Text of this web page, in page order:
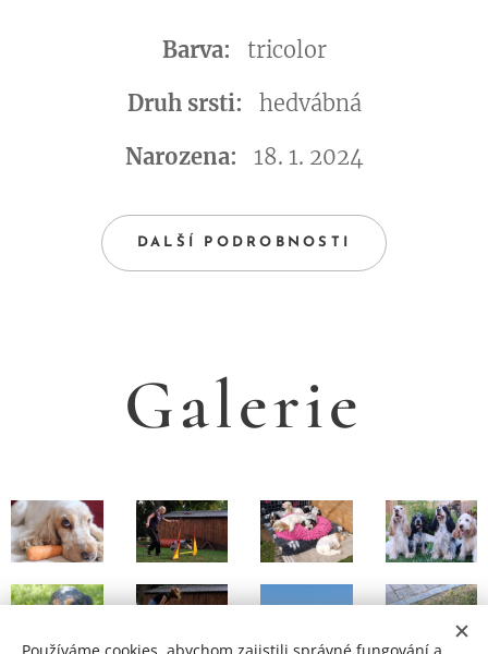
Barva: tricolor
Druh srsti: hedvábná
Narozena: 18. 1. 2024
DALŠÍ PODROBNOSTI
Galerie